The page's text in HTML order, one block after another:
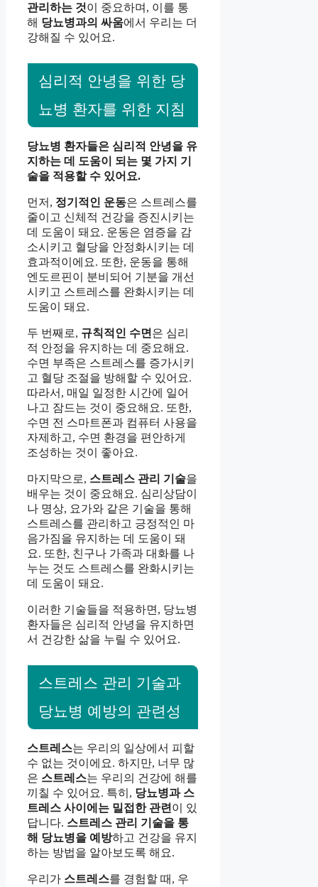
관리하는 것이 중요하며, 이를 통
해 당뇨병과의 싸움에서 우리는 더
강해질 수 있어요.
심리적 안녕을 위한 당
뇨병 환자를 위한 지침
당뇨병 환자들은 심리적 안녕을 유
지하는 데 도움이 되는 몇 가지 기
술을 적용할 수 있어요.
먼저, 정기적인 운동은 스트레스를
줄이고 신체적 건강을 증진시키는
데 도움이 돼요. 운동은 염증을 감
소시키고 혈당을 안정화시키는 데
효과적이에요. 또한, 운동을 통해
엔도르핀이 분비되어 기분을 개선
시키고 스트레스를 완화시키는 데
도움이 돼요.
두 번째로, 규칙적인 수면 은 심리
적 안정을 유지하는 데 중요해요.
수면 부족은 스트레스를 증가시키
고 혈당 조절을 방해할 수 있어요.
따라서, 매일 일정한 시간에 일어
나고 잠드는 것이 중요해요. 또한,
수면 전 스마트폰과 컴퓨터 사용을
자제하고, 수면 환경을 편안하게
조성하는 것이 좋아요.
마지막으로, 스트레스 관리 기술을
배우는 것이 중요해요. 심리상담이
나 명상, 요가와 같은 기술을 통해
스트레스를 관리하고 긍정적인 마
음가짐을 유지하는 데 도움이 돼
요. 또한, 친구나 가족과 대화를 나
누는 것도 스트레스를 완화시키는
데 도움이 돼요.
이러한 기술들을 적용하면, 당뇨병
환자들은 심리적 안녕을 유지하면
서 건강한 삶을 누릴 수 있어요.
스트레스 관리 기술과
당뇨병 예방의 관련성
스트레스는 우리의 일상에서 피할
수 없는 것이에요. 하지만, 너무 많
은 스트레스는 우리의 건강에 해를
끼칠 수 있어요. 특히, 당뇨병과 스
트레스 사이에는 밀접한 관련 이 있
답니다. 스트레스 관리 기술을 통
해 당뇨병을 예방하고 건강을 유지
하는 방법을 알아보도록 해요.
우리가 스트레스를 경험할 때, 우